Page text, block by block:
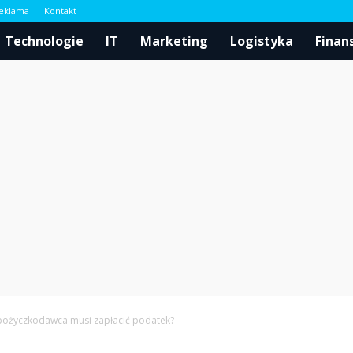
Kontakt
Technologie IT Marketing Logistyka
musi zapłacić podatek?